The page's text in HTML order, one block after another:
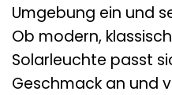
Umgebung ein und
Ob modern,
Solarleuchte passt
Geschmack an und